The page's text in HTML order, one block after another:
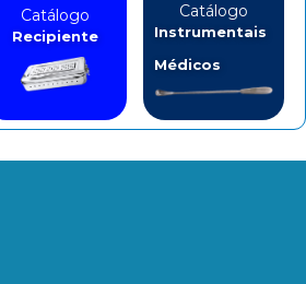
Catálogo
Recipiente
Catálogo
Instrumentais
Médicos